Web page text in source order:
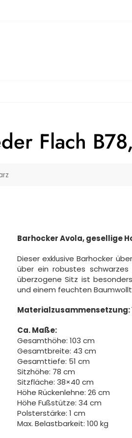
Flach
Barhocker Avola, gesellige
Dieser exklusive Barhocker
über ein robustes
überzogene Sitz ist
und einem feuchten
Materialzusammensetzung:
Ca. Maße:
Gesamthöhe: 103 cm
Gesamtbreite: 43 cm
Gesamttiefe: 51 cm
Sitzhöhe: 78 cm
Sitzfläche: 38×40 cm
Höhe Rückenlehne: 26 cm
Höhe Fußstütze: 34 cm
Polsterstärke: 1 cm
Max. Belastbarkeit: 100 kg